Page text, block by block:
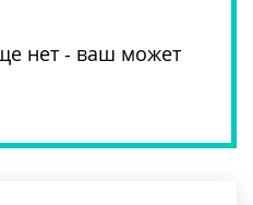
нет - ваш может